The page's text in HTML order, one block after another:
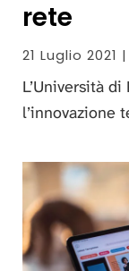
rete
21 Luglio 2021
L’Università
l’innovazione